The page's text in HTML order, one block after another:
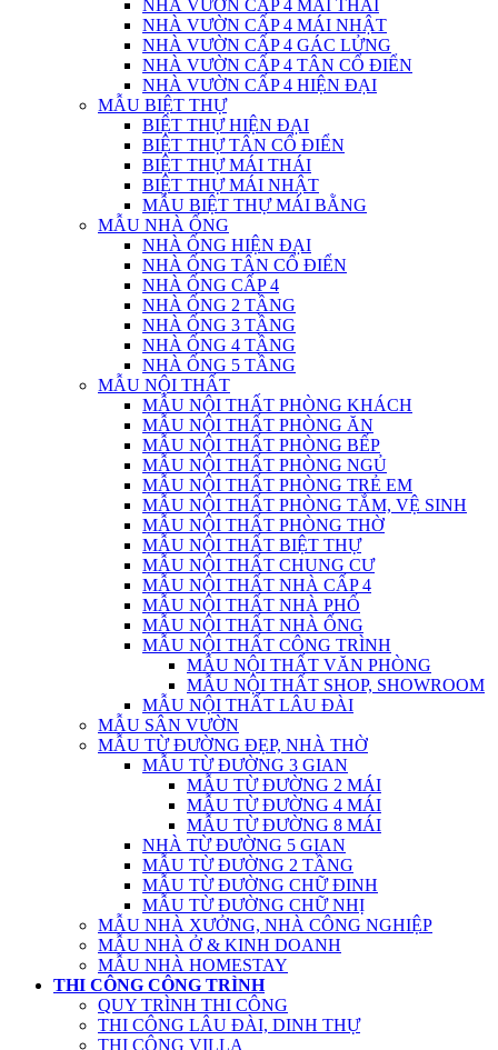
NHÀ VƯỜN CẤP 4 MÁI THÁI
NHÀ VƯỜN CẤP 4 MÁI NHẬT
NHÀ VƯỜN CẤP 4 GÁC LỬNG
NHÀ VƯỜN CẤP 4 TÂN CỔ ĐIỂN
NHÀ VƯỜN CẤP 4 HIỆN ĐẠI
MẪU BIỆT THỰ
BIỆT THỰ HIỆN ĐẠI
BIỆT THỰ TÂN CỔ ĐIỂN
BIỆT THỰ MÁI THÁI
BIỆT THỰ MÁI NHẬT
MẪU BIỆT THỰ MÁI BẰNG
MẪU NHÀ ỐNG
NHÀ ỐNG HIỆN ĐẠI
NHÀ ỐNG TÂN CỔ ĐIỂN
NHÀ ỐNG CẤP 4
NHÀ ỐNG 2 TẦNG
NHÀ ỐNG 3 TẦNG
NHÀ ỐNG 4 TẦNG
NHÀ ỐNG 5 TẦNG
MẪU NỘI THẤT
MẪU NỘI THẤT PHÒNG KHÁCH
MẪU NỘI THẤT PHÒNG ĂN
MẪU NỘI THẤT PHÒNG BẾP
MẪU NỘI THẤT PHÒNG NGỦ
MẪU NỘI THẤT PHÒNG TRẺ EM
MẪU NỘI THẤT PHÒNG TẮM, VỆ SINH
MẪU NỘI THẤT PHÒNG THỜ
MẪU NỘI THẤT BIỆT THỰ
MẪU NỘI THẤT CHUNG CƯ
MẪU NỘI THẤT NHÀ CẤP 4
MẪU NỘI THẤT NHÀ PHỐ
MẪU NỘI THẤT NHÀ ỐNG
MẪU NỘI THẤT CÔNG TRÌNH
MẪU NỘI THẤT VĂN PHÒNG
MẪU NỘI THẤT SHOP, SHOWROOM
MẪU NỘI THẤT LÂU ĐÀI
MẪU SÂN VƯỜN
MẪU TỪ ĐƯỜNG ĐẸP, NHÀ THỜ
MẪU TỪ ĐƯỜNG 3 GIAN
MẪU TỪ ĐƯỜNG 2 MÁI
MẪU TỪ ĐƯỜNG 4 MÁI
MẪU TỪ ĐƯỜNG 8 MÁI
NHÀ TỪ ĐƯỜNG 5 GIAN
MẪU TỪ ĐƯỜNG 2 TẦNG
MẪU TỪ ĐƯỜNG CHỮ ĐINH
MẪU TỪ ĐƯỜNG CHỮ NHỊ
MẪU NHÀ XƯỞNG, NHÀ CÔNG NGHIỆP
MẪU NHÀ Ở & KINH DOANH
MẪU NHÀ HOMESTAY
THI CÔNG CÔNG TRÌNH
QUY TRÌNH THI CÔNG
THI CÔNG LÂU ĐÀI, DINH THỰ
THI CÔNG VILLA